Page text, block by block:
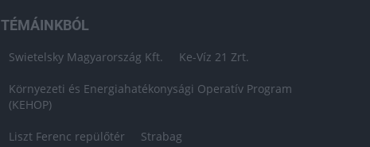
TÉMÁINKBÓL
Swietelsky Magyarország Kft. Ke-Víz 21 Zrt.
Környezeti és Energiahatékonysági Operatív Program
(KEHOP)
Liszt Ferenc repülőtér Strabag